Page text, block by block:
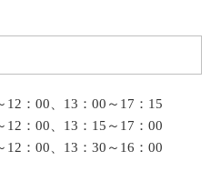
：00、13：00～17：15
：00、13：15～17：00
：00、13：30～16：00